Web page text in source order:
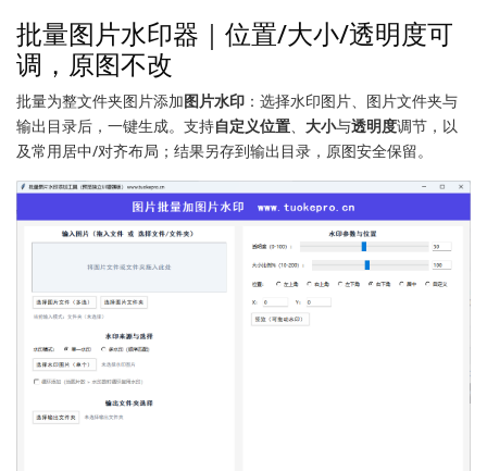
批量图片水印器｜位置/大小/透明度可
调，原图不改
批量为整文件夹图片添加图片水印 ：选择水印图片、图片文件夹与
输出目录后，一键生成。支持自定义位置、 大小与透明度调节，以
及常用居中/对齐布局；结果另存到输出目录，原图安全保留。